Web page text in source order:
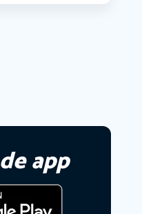
de app